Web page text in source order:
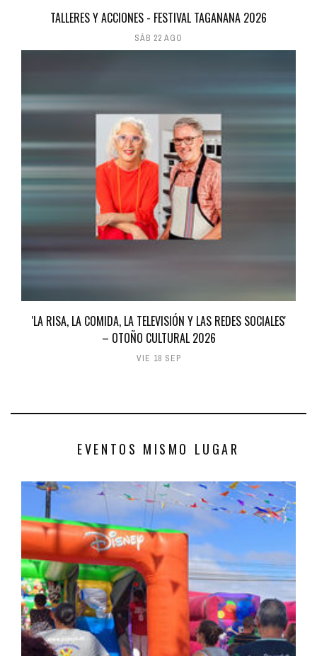
TALLERES Y ACCIONES - FESTIVAL TAGANANA 2026
SÁB 22 AGO
'LA RISA, LA COMIDA, LA TELEVISIÓN Y LAS REDES SOCIALES'
– OTOÑO CULTURAL 2026
VIE 18 SEP
EVENTOS MISMO LUGAR